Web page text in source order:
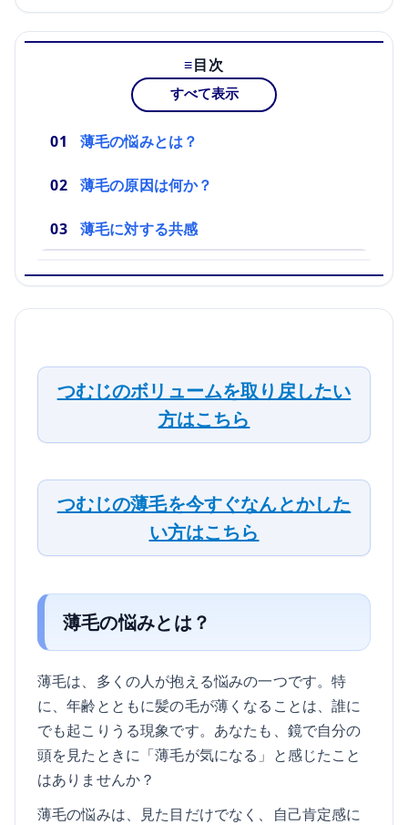
目次
すべて表示
薄毛の悩みとは？
薄毛の原因は何か？
薄毛に対する共感
つむじのボリュームを取り戻したい
方はこちら
つむじの薄毛を今すぐなんとかした
い方はこちら
薄毛の悩みとは？
薄毛は、多くの人が抱える悩みの一つです。特
に、年齢とともに髪の毛が薄くなることは、誰に
でも起こりうる現象です。あなたも、鏡で自分の
頭を見たときに「薄毛が気になる」と感じたこと
はありませんか？
薄毛の悩みは、見た目だけでなく、自己肯定感に